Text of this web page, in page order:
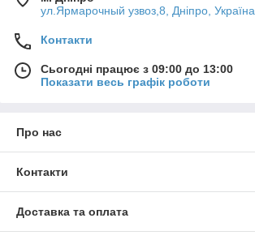
ул.Ярмарочный узвоз,8, Дніпро, Україна
Контакти
Сьогодні працює з 09:00 до 13:00
Показати весь графік роботи
Про нас
Контакти
Доставка та оплата